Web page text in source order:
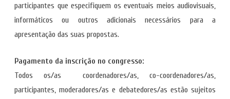
participantes que especifiquem os eventuais meios audiovisuais,
informáticos ou outros adicionais necessários para a
apresentação das suas propostas.
Pagamento da inscrição no congresso:
Todos os/as coordenadores/as, co-coordenadores/as,
participantes, moderadores/as e debatedores/as estão sujeitos